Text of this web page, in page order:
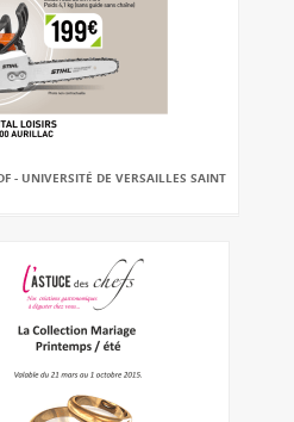
- UNIVERSITÉ DE VERSAILLES SAINT